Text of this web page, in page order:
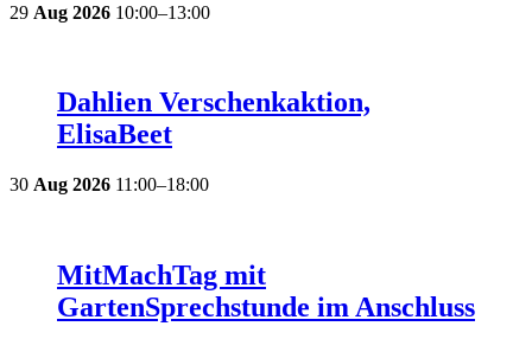
29 Aug 2026 10:00–13:00
Dahlien Verschenkaktion,
ElisaBeet
30 Aug 2026 11:00–18:00
MitMachTag mit
GartenSprechstunde im Anschluss